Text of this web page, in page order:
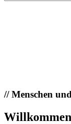
//Menschen